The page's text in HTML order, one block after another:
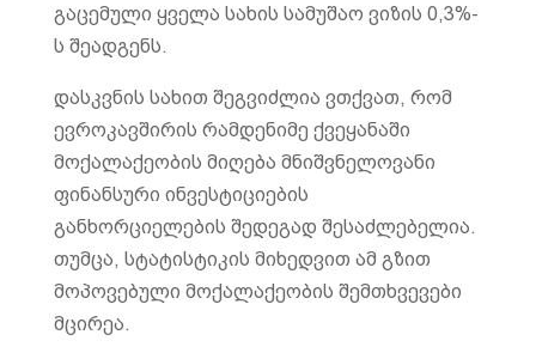
გაცემული ყველა სახის სამუშაო ვიზის 0,3%-
ს შეადგენს.
დასკვნის სახით შეგვიძლია ვთქვათ, რომ
ევროკავშირის რამდენიმე ქვეყანაში
მოქალაქეობის მიღება მნიშვნელოვანი
ფინანსური ინვესტიციების
განხორციელების შედეგად შესაძლებელია.
თუმცა, სტატისტიკის მიხედვით ამ გზით
მოპოვებული მოქალაქეობის შემთხვევები
მცირეა.